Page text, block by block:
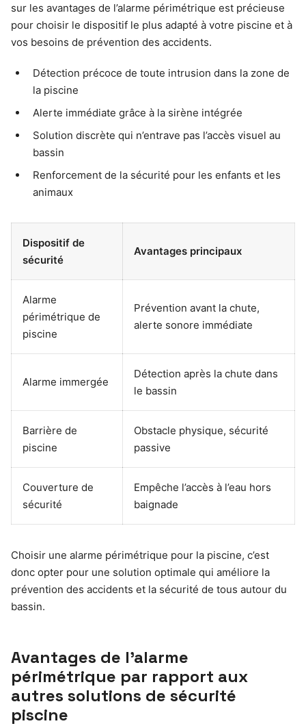
sur les avantages de l’alarme périmétrique est précieuse
pour choisir le dispositif le plus adapté à votre piscine et à
vos besoins de prévention des accidents.
Détection précoce de toute intrusion dans la zone de
la piscine
Alerte immédiate grâce à la sirène intégrée
Solution discrète qui n’entrave pas l’accès visuel au
bassin
Renforcement de la sécurité pour les enfants et les
animaux
Dispositif de
sécurité
Avantages principaux
Alarme
périmétrique de
piscine
Prévention avant la chute,
alerte sonore immédiate
Alarme immergée
Détection après la chute dans
le bassin
Barrière de
piscine
Obstacle physique, sécurité
passive
Couverture de
sécurité
Empêche l’accès à l’eau hors
baignade
Choisir une alarme périmétrique pour la piscine, c’est
donc opter pour une solution optimale qui améliore la
prévention des accidents et la sécurité de tous autour du
bassin.
Avantages de l’alarme
périmétrique par rapport aux
autres solutions de sécurité
piscine